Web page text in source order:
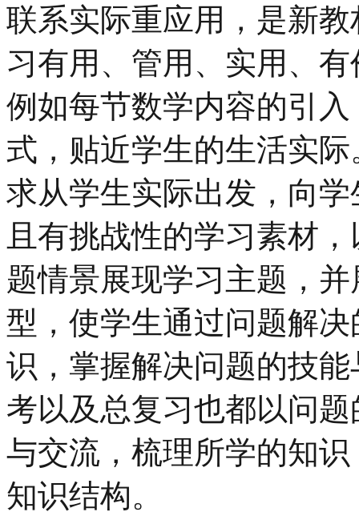
联系实际重应用，是新
习有用、管用、实用、
例如每节数学内容的引
式，贴近学生的生活实
求从学生实际出发，向
且有挑战性的学习素材
题情景展现学习主题，
型，使学生通过问题解
识，掌握解决问题的技
考以及总复习也都以问
与交流，梳理所学的知
知识结构。